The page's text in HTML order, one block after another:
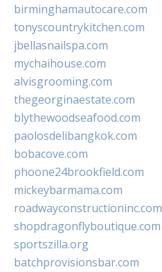
birminghamautocare.com
tonyscountrykitchen.com
jbellasnailspa.com
mychaihouse.com
alvisgrooming.com
thegeorginaestate.com
blythewoodseafood.com
paolosdelibangkok.com
bobacove.com
phoone24brookfield.com
mickeybarmama.com
roadwayconstructioninc.com
shopdragonflyboutique.com
sportszilla.org
batchprovisionsbar.com